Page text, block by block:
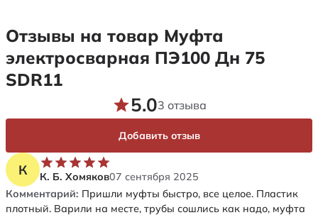
Отзывы на товар Муфта
электросварная ПЭ100 Дн 75
SDR11
К К. Б. Хомяков07 сентября 2025
Комментарий: Пришли муфты быстро, все целое. Пластик
плотный. Варили на месте, трубы сошлись как надо, муфта
5.03 отзыва
Добавить отзыв